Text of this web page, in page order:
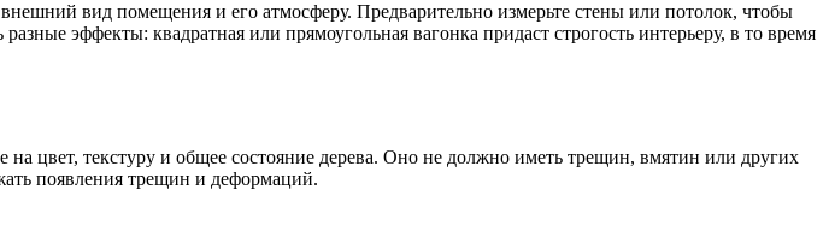
вид помещения и его атмосферу. Предварительно измерьте стены или потолок, чтобы
эффекты: квадратная или прямоугольная вагонка придаст строгость интерьеру, в то время
цвет, текстуру и общее состояние дерева. Оно не должно иметь трещин, вмятин или других
появления трещин и деформаций.